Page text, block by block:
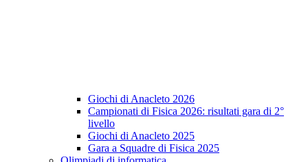
Giochi di Anacleto 2026
Campionati di Fisica 2026: risultati gara di 2°
livello
Giochi di Anacleto 2025
Gara a Squadre di Fisica 2025